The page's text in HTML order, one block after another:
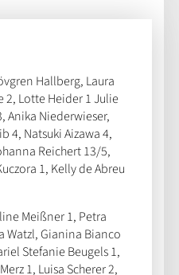
Hallberg, Laura
2, Lotte Heider 1 Julie
Anika Niederwieser,
4, Natsuki Aizawa 4,
Reichert 13/5,
1, Kelly de Abreu
Meißner 1, Petra
Watzl, Gianina Bianco
Stefanie Beugels 1,
1, Luisa Scherer 2,